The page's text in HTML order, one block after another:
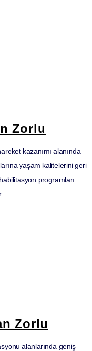
Zorlu
kazanımı alanında
yaşam kalitelerini geri
programları
Zorlu
alanlarında geniş